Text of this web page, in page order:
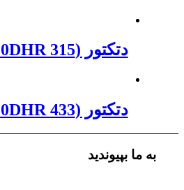
دتکتور (MS-620DHR 315)
دتکتور (MS-620DHR 433)
به ما بپیوندید